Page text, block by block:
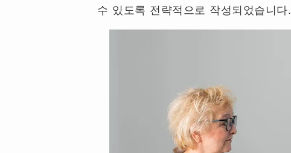
수 있도록 전략적으로 작성되었습니다.